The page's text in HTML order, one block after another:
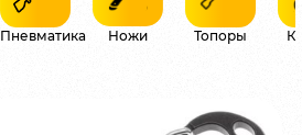
Пневматика Ножи Топоры